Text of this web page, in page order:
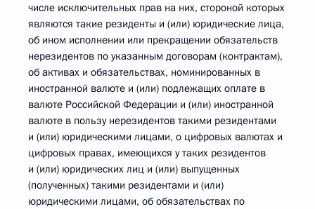
числе исключительных прав на них, стороной которых
являются такие резиденты и (или) юридические лица,
об ином исполнении или прекращении обязательств
нерезидентов по указанным договорам (контрактам),
об активах и обязательствах, номинированных в
иностранной валюте и (или) подлежащих оплате в
валюте Российской Федерации и (или) иностранной
валюте в пользу нерезидентов такими резидентами
и (или) юридическими лицами, о цифровых валютах и
цифровых правах, имеющихся у таких резидентов
и (или) юридических лиц и (или) выпущенных
(полученных) такими резидентами и (или)
юридическими лицами, об обязательствах по